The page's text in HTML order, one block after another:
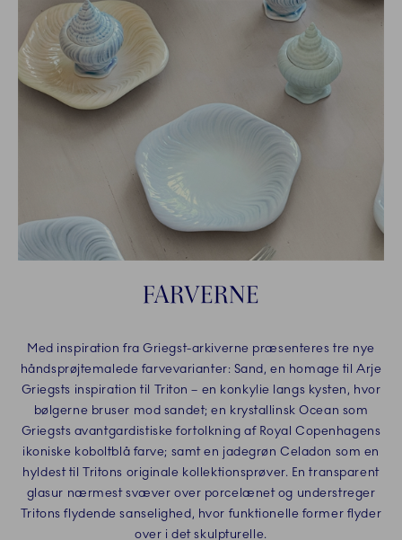
FARVERNE
Med inspiration fra Griegst-arkiverne præsenteres tre nye
håndsprøjtemalede farvevarianter: Sand, en homage til Arje
Griegsts inspiration til Triton – en konkylie langs kysten, hvor
bølgerne bruser mod sandet; en krystallinsk Ocean som
Griegsts avantgardistiske fortolkning af Royal Copenhagens
ikoniske koboltblå farve; samt en jadegrøn Celadon som en
hyldest til Tritons originale kollektionsprøver. En transparent
glasur nærmest svæver over porcelænet og understreger
Tritons flydende sanselighed, hvor funktionelle former flyder
over i det skulpturelle.